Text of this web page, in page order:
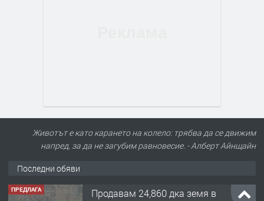
Животът е като карането на колело: трябва да се движим
напред, за да не загубим равновесие. - Алберт Айнщайн
Последни обяви
ПРЕДЛАГА
Продавам 24,860 дка земя в